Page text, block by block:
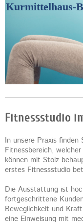
Kurmittelhaus-
Fitnessstudio
In unsere Praxis
Fitnessbereich,
können mit Stolz
erstes Fitnessstudio
Die Ausstattung ist
fortgeschrittene
Beweglichkeit und
eine Einweisung mit